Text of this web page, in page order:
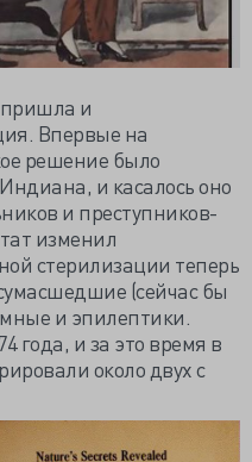
пришла и
Впервые на
решение было
и касалось оно
и преступников-
изменил
стерилизации теперь
(сейчас бы
и эпилептики.
года, и за это время в
около двух с